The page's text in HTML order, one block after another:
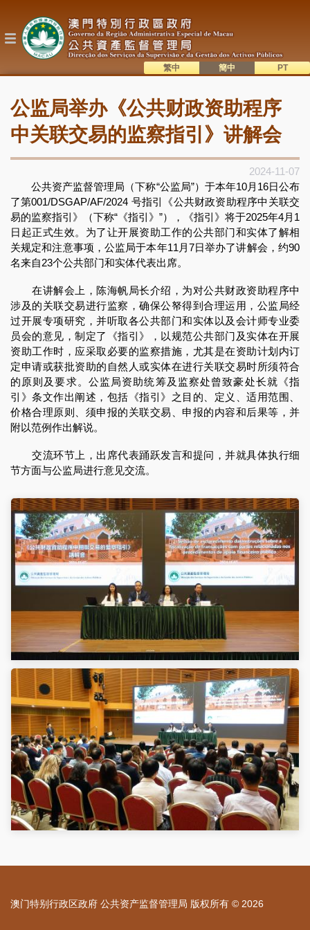
到
内
目公监局举办《公共财政资助程序
中关联交易的监察指引》讲解会
2024-11-07
公共资产监督管理局（下称“公监局”）于本年10月16日公布
了第001/DSGAP/AF/2024 号指引《公共财政资助程序中关联交
易的监察指引》（下称“《指引》”），《指引》将于2025年4月1
日起正式生效。为了让开展资助工作的公共部门和实体了解相
关规定和注意事项，公监局于本年11月7日举办了讲解会，约90
名来自23个公共部门和实体代表出席。
在讲解会上，陈海帆局长介绍，为对公共财政资助程序中
涉及的关联交易进行监察，确保公帑得到合理运用，公监局经
过开展专项研究，并听取各公共部门和实体以及会计师专业委
员会的意见，制定了《指引》，以规范公共部门及实体在开展
资助工作时，应采取必要的监察措施，尤其是在资助计划内订
定申请或获批资助的自然人或实体在进行关联交易时所须符合
的原则及要求。公监局资助统筹及监察处曾致豪处长就《指
引》条文作出阐述，包括《指引》之目的、定义、适用范围、
价格合理原则、须申报的关联交易、申报的内容和后果等，并
附以范例作出解说。
交流环节上，出席代表踊跃发言和提问，并就具体执行细
节方面与公监局进行意见交流。
澳门特别行政区政府 公共资产监督管理局 版权所有 © 2026